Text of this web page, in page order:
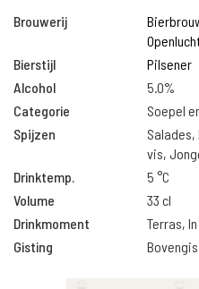
Brouwerij
Bierstijl
Pilsener
Alcohol
5.0%
Categorie
Soepel
Spijzen
vis,
Drinktemp.
5 °C
Volume
33 cl
Drinkmoment
Terras,
Gisting